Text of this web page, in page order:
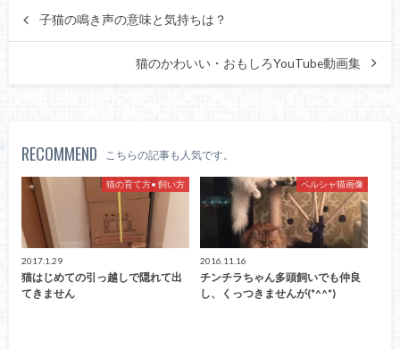
子猫の鳴き声の意味と気持ちは？
猫のかわいい・おもしろYouTube動画集
RECOMMEND こちらの記事も人気です。
猫の育て方• 飼い方
2017.1.29
猫はじめての引っ越しで隠れて出
てきません
ペルシャ猫画像
2016.11.16
チンチラちゃん多頭飼いでも仲良
し、くっつきませんが(*^^*)